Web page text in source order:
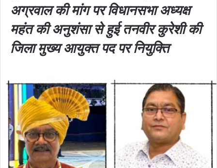
अग्रवाल की मांग पर विधानसभा अध्यक्ष
महंत की अनुशंसा से हुई तनवीर कुरेशी की
जिला मुख्य आयुक्त पद पर नियुक्ति